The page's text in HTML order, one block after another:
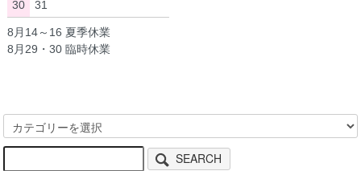
30
31
8月14～16 夏季休業
8月29・30 臨時休業
SEARCH